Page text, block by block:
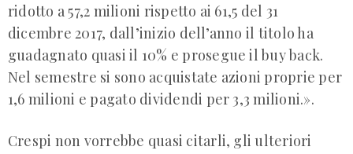
ridotto a 57,2 milioni rispetto ai 61,5 del 31
dicembre 2017, dall’inizio dell’anno il titolo ha
guadagnato quasi il 10% e prosegue il buy back.
Nel semestre si sono acquistate azioni proprie per
1,6 milioni e pagato dividendi per 3,3 milioni.».
Crespi non vorrebbe quasi citarli, gli ulteriori